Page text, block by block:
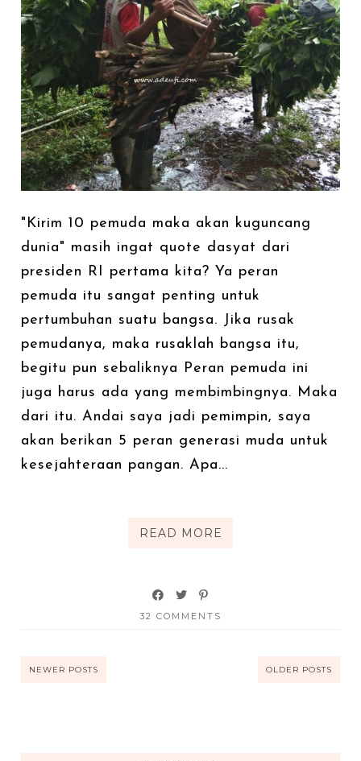
"Kirim 10 pemuda maka akan kuguncang
dunia" masih ingat quote dasyat dari
presiden RI pertama kita? Ya peran
pemuda itu sangat penting untuk
pertumbuhan suatu bangsa. Jika rusak
pemudanya, maka rusaklah bangsa itu,
begitu pun sebaliknya Peran pemuda ini
juga harus ada yang membimbingnya. Maka
dari itu. Andai saya jadi pemimpin, saya
akan berikan 5 peran generasi muda untuk
kesejahteraan pangan. Apa...
READ MORE
32 COMMENTS
NEWER POSTS OLDER POSTS